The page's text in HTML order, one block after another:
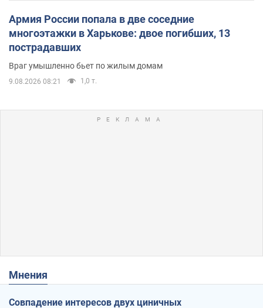
Армия России попала в две соседние
многоэтажки в Харькове: двое погибших, 13
пострадавших
Враг умышленно бьет по жилым домам
9.08.2026 08:21 1,0 т.
Мнения
Совпадение интересов двух циничных